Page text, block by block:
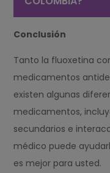
Conclusión
Tanto la fluoxetina
medicamentos
existen algunas
medicamentos,
secundarios e
médico puede
es mejor para usted.